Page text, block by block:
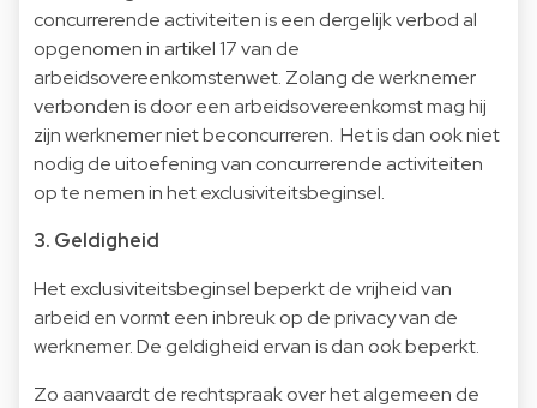
concurrerende activiteiten is een dergelijk verbod al
opgenomen in artikel 17 van de
arbeidsovereenkomstenwet. Zolang de werknemer
verbonden is door een arbeidsovereenkomst mag hij
zijn werknemer niet beconcurreren. Het is dan ook niet
nodig de uitoefening van concurrerende activiteiten
op te nemen in het exclusiviteitsbeginsel.
3. Geldigheid
Het exclusiviteitsbeginsel beperkt de vrijheid van
arbeid en vormt een inbreuk op de privacy van de
werknemer. De geldigheid ervan is dan ook beperkt.
Zo aanvaardt de rechtspraak over het algemeen de